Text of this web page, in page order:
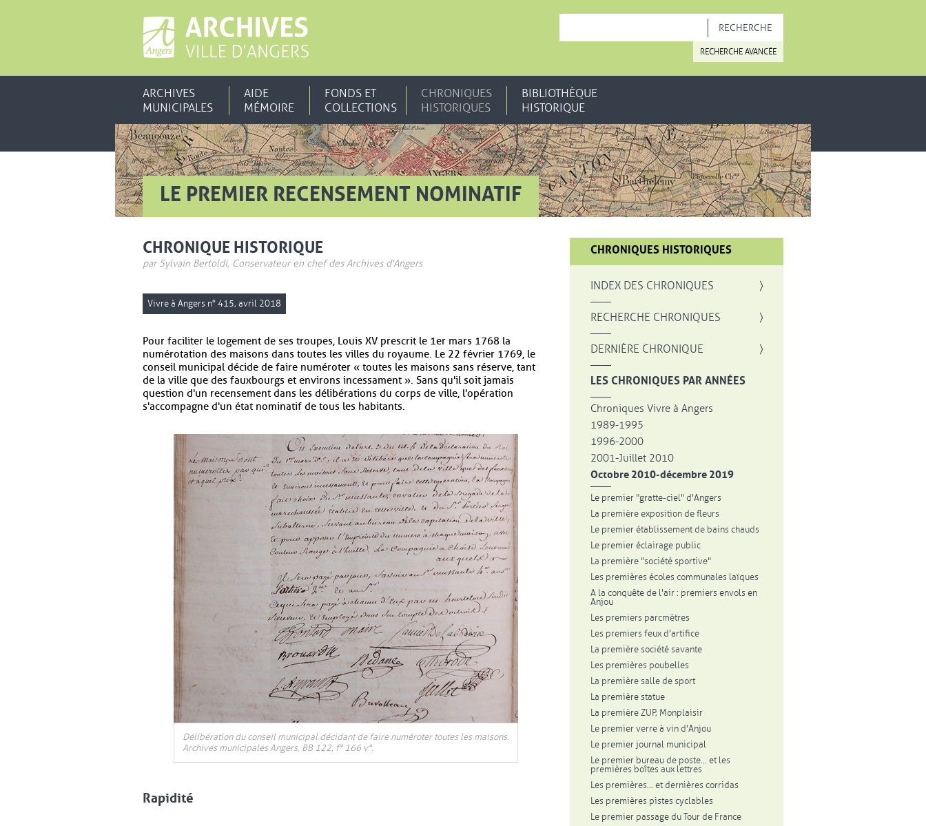
RECHERCHE AVANCÉE
ARCHIVES
MUNICIPALES
AIDE
MÉMOIRE
FONDS ET
COLLECTIONS
CHRONIQUES
HISTORIQUES
BIBLIOTHÈQUE
HISTORIQUE
LE PREMIER RECENSEMENT NOMINATIF
CHRONIQUE HISTORIQUE
par Sylvain Bertoldi, Conservateur en chef des Archives d'Angers
Vivre à Angers n° 415, avril 2018
Pour faciliter le logement de ses troupes, Louis XV prescrit le 1er mars 1768 la
numérotation des maisons dans toutes les villes du royaume. Le 22 février 1769, le
conseil municipal décide de faire numéroter « toutes les maisons sans réserve, tant
de la ville que des fauxbourgs et environs incessament ». Sans qu'il soit jamais
question d'un recensement dans les délibérations du corps de ville, l'opération
s'accompagne d'un état nominatif de tous les habitants.
Délibération du conseil municipal décidant de faire numéroter toutes les maisons.
Archives municipales Angers, BB 122, f° 166 v°.
Rapidité
CHRONIQUES HISTORIQUES
INDEX DES CHRONIQUES
RECHERCHE CHRONIQUES , OUVRE UNE NOUVELLE FENÊTRE
DERNIÈRE CHRONIQUE
LES CHRONIQUES PAR ANNÉES
Chroniques Vivre à Angers
1989-1995
1996-2000
2001-Juillet 2010
Octobre 2010-décembre 2019
Le premier "gratte-ciel" d'Angers
La première exposition de fleurs
Le premier établissement de bains chauds
Le premier éclairage public
La première "société sportive"
Les premières écoles communales laïques
A la conquête de l'air : premiers envols en
Anjou
Les premiers parcmètres
Les premiers feux d'artifice
La première société savante
Les premières poubelles
La première salle de sport
La première statue
La première ZUP, Monplaisir
Le premier verre à vin d'Anjou
Le premier journal municipal
Le premier bureau de poste... et les
premières boîtes aux lettres
Les premières... et dernières corridas
Les premières pistes cyclables
Le premier passage du Tour de France